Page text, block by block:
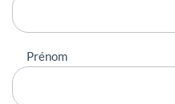
Prénom